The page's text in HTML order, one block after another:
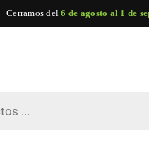
Cerramos del6 de agosto al 1 de